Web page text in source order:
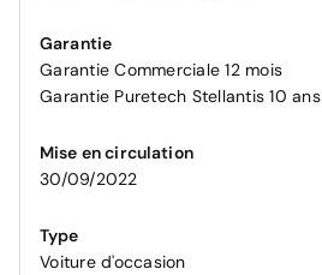
Garantie
Garantie Commerciale 12 mois
Garantie Puretech Stellantis 10 ans
Mise en circulation
30/09/2022
Type
Voiture d'occasion